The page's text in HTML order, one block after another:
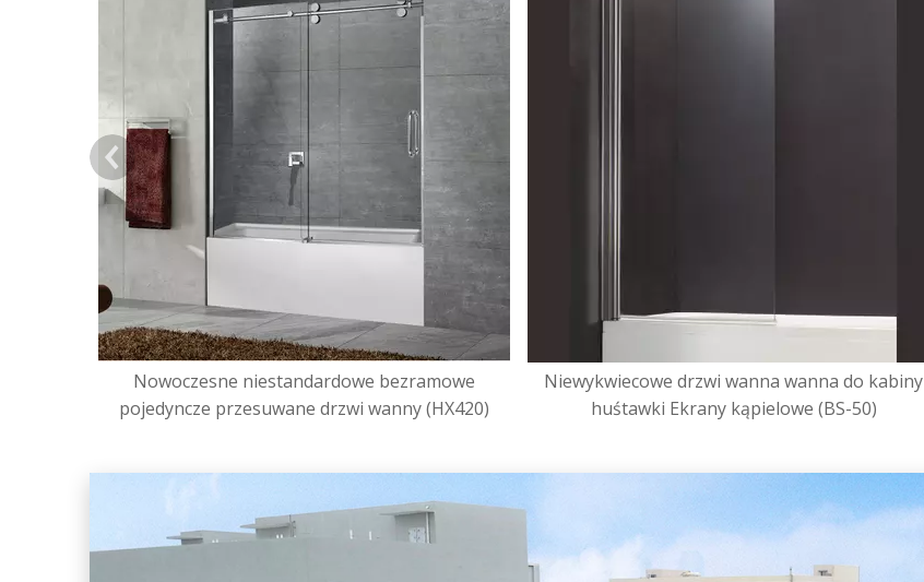
Nowoczesne niestandardowe bezramowe
pojedyncze przesuwane drzwi wanny (HX420)
Niewykwiecowe drzwi wanna wanna do kabiny
huśtawki Ekrany kąpielowe (BS-50)